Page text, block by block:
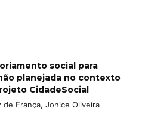
social para
planejada no contexto
CidadeSocial
de França, Jonice Oliveira